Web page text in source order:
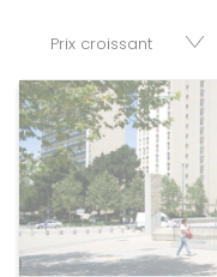
commerces,